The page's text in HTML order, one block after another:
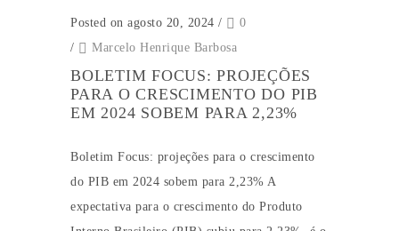
Posted on agosto 20, 2024 /
0
/
Marcelo Henrique Barbosa
BOLETIM FOCUS: PROJEÇÕES
PARA O CRESCIMENTO DO PIB
EM 2024 SOBEM PARA 2,23%
Boletim Focus: projeções para o crescimento
do PIB em 2024 sobem para 2,23% A
expectativa para o crescimento do Produto